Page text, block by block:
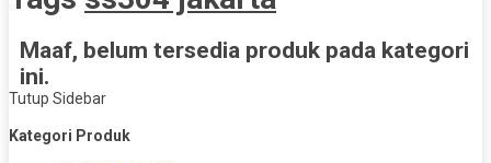
Maaf, belum tersedia produk pada kategori
ini.
Tutup Sidebar
Kategori Produk